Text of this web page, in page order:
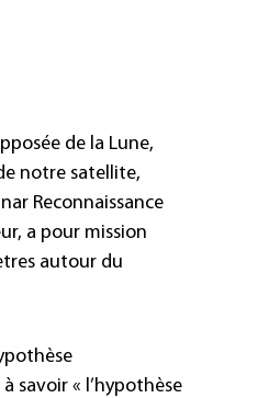
de la Lune,
notre satellite,
Reconnaissance
a pour mission
autour du
savoir « l’hypothèse